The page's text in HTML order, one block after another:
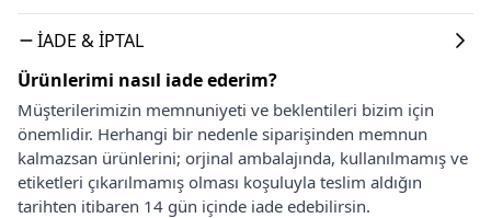
İADE & İPTAL
Ürünlerimi nasıl iade ederim?
Müşterilerimizin memnuniyeti ve beklentileri bizim için
önemlidir. Herhangi bir nedenle siparişinden memnun
kalmazsan ürünlerini; orjinal ambalajında, kullanılmamış ve
etiketleri çıkarılmamış olması koşuluyla teslim aldığın
tarihten itibaren 14 gün içinde iade edebilirsin.